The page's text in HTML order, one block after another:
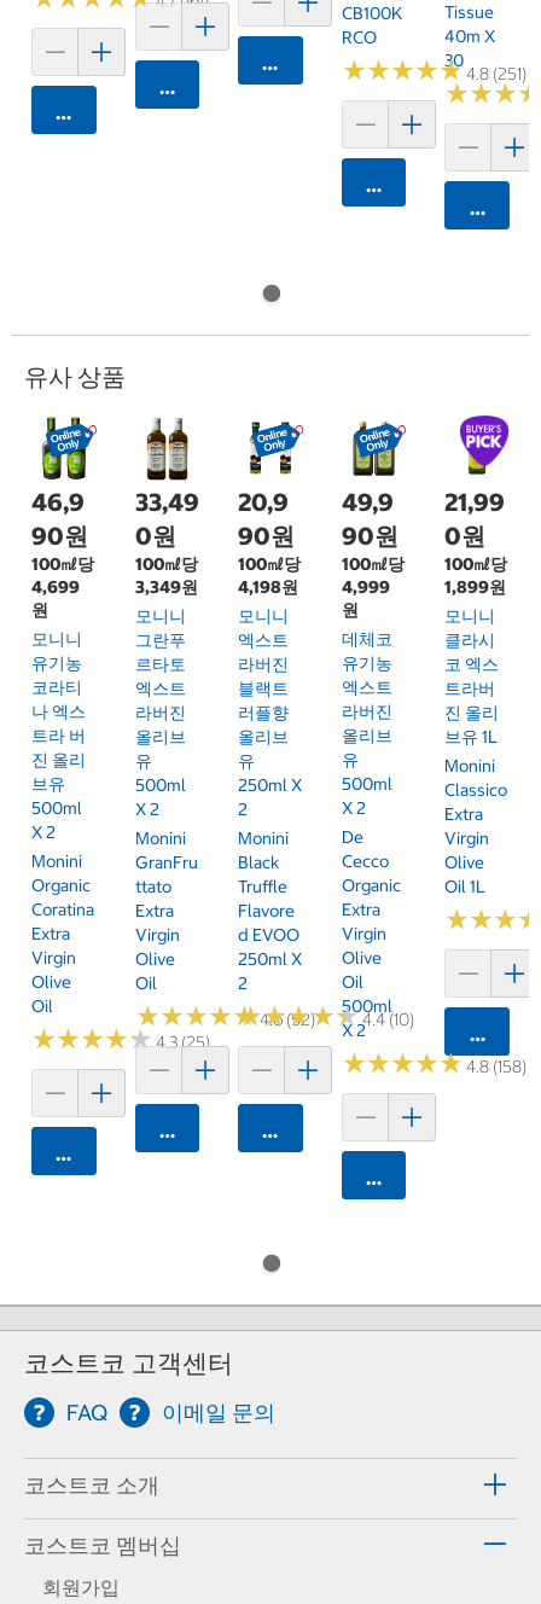
카트에 담기
카트에 담기
카트에 담기
CB100K
RCO
★★★★★
★★★★★4.8 (251)
카트에 담기
Tissue
40m X
30
★★★
★★★
카트에
유사 상품
46,9
90원
100㎖당
4,699
원
모니니
유기농
코라티
나 엑스
트라 버
진 올리
브유
500ml
X 2
Monini
Organic
Coratina
Extra
Virgin
Olive
Oil
★★★★★
★★★★★4.3 (25)
카트에 담기
33,49
0원
100㎖당
3,349원
모니니
그란푸
르타토
엑스트
라버진
올리브
유
500ml
X 2
Monini
GranFru
Ttato
Extra
Virgin
Olive
Oil
★★★★★
★★★★★4.6 (52)
카트에 담기
20,9
90원
100㎖당
4,198원
모니니
엑스트
라버진
블랙트
러플향
올리브
유
250ml X
2
Monini
Black
Truffle
Flavore
D EVOO
250ml X
2
★★★★★
★★★★★4.4 (10)
카트에 담기
49,9
90원
100㎖당
4,999
원
데체코
유기농
엑스트
라버진
올리브
유
500ml
X 2
De
Cecco
Organic
Extra
Virgin
Olive
Oil
500ml
X 2
★★★★★
★★★★★4.8 (158)
카트에 담기
21,99
0원
100㎖당
1,899원
모니니
클라시
코 엑스
트라버
진 올리
브유 1L
Monini
Classico
Extra
Virgin
Olive
Oil 1L
★★★
★★★
카트에
코스트코 고객센터
FAQ 이메일 문의
코스트코 소개
코스트코 멤버십
회원가입